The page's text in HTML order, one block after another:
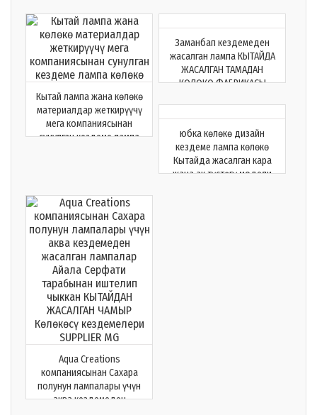
Кытай лампа жана көлөкө
материалдар жеткирүүчү
мега компаниясынан
сунулган кездеме лампа
Заманбап кездемеден
жасалган лампа КЫТАЙДА
ЖАСАЛГАН ТАМАДАН
КӨЛӨКӨ ФАБРИКАСЫ
юбка көлөкө дизайн
кездеме лампа көлөкө
Кытайда жасалган кара
жана ак түстөгү модели
Aqua Creations
компаниясынан Сахара
полунун лампалары үчүн
аква кездемеден